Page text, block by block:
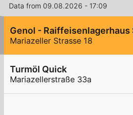
Data from 09.08.2026 - 17:09
Mariazeller Strasse 18
Turmöl Quick
Mariazellerstraße 33a